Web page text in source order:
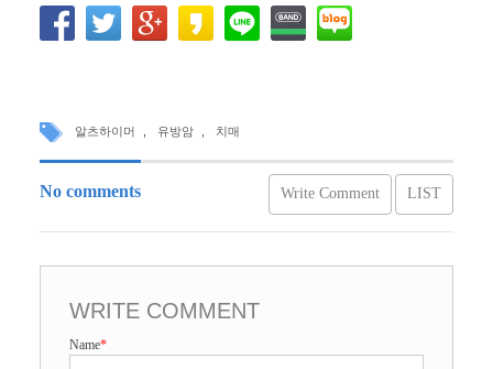
알츠하이머 유방암 치매
No comments Write Comment LIST
WRITE COMMENT
Name*